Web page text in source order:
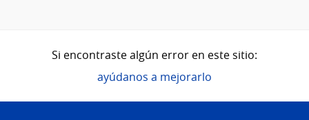
Si encontraste algún error en este sitio:
ayúdanos a mejorarlo